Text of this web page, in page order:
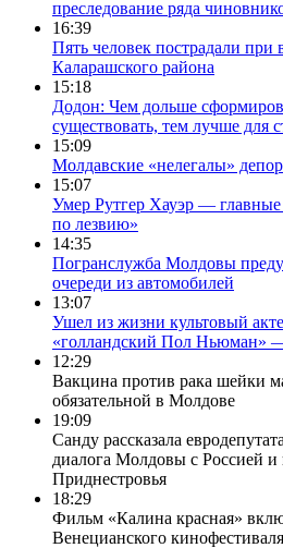
преследование ряда
16:39
Пять человек пострадали при
Каларашского района
15:18
Додон: Чем дольше
существовать, тем лучше для
15:09
Молдавские «нелегалы»
15:07
Умер Рутгер Хауэр —
по лезвию»
14:35
Погранслужба Молдовы
очереди из автомобилей
13:07
Ушел из жизни культовый
«голландский Пол Ньюман»
12:29
Вакцина против рака шейки
обязательной в Молдове
19:09
Санду рассказала
диалога Молдовы с Россией и
Приднестровья
18:29
Фильм «Калина красная»
Венецианского кинофестиваля